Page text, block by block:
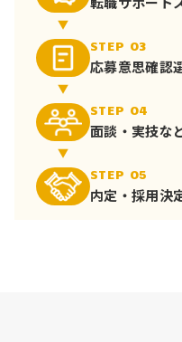
STEP 03
応募意思確認
STEP 04
面談・実技な
STEP 05
内定・採用決